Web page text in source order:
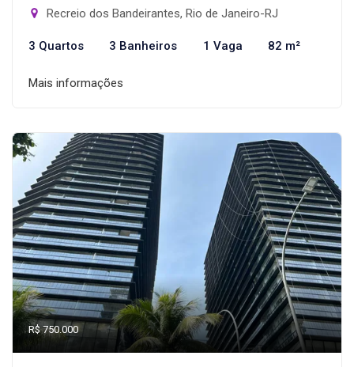
Recreio dos Bandeirantes, Rio de Janeiro-RJ
3 Quartos 3 Banheiros 1 Vaga 82 m²
Mais informações
R$ 750.000